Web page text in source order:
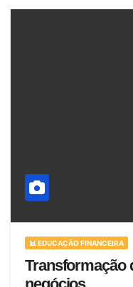
📊 EDUCAÇÃO FINANCEIRA
Transformação